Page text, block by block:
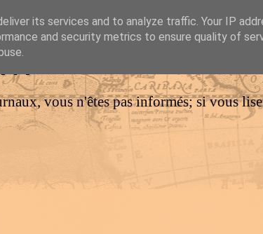
vous n'êtes pas informés; si vous
its services and to analyze traffic. Your IP
and security metrics to ensure quality of